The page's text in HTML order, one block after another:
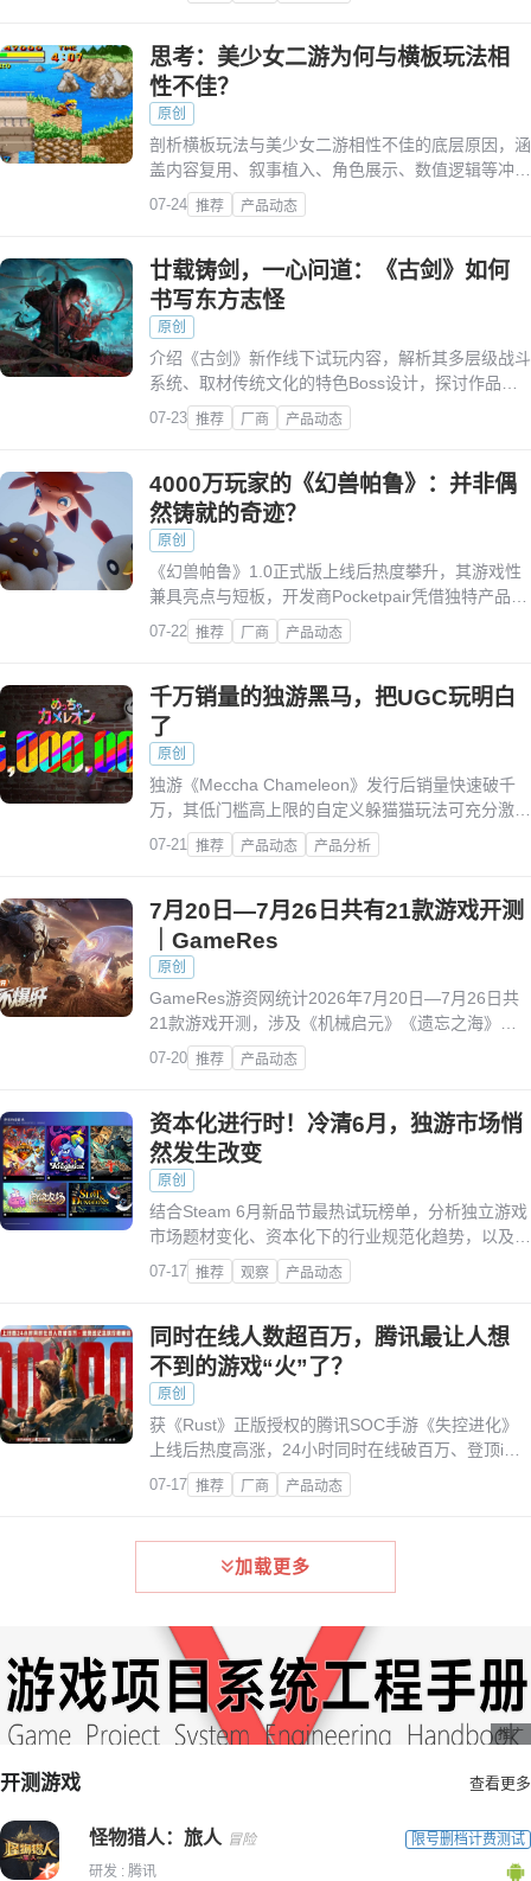
思考：美少女二游为何与横板玩法相
性不佳？
原创
剖析横板玩法与美少女二游相性不佳的底层原因，涵
盖内容复用、叙事植入、角色展示、数值逻辑等冲
突，同时探讨横板二游的破局路径。
07-24 推荐 产品动态
廿载铸剑，一心问道：《古剑》如何
书写东方志怪
原创
介绍《古剑》新作线下试玩内容，解析其多层级战斗
系统、取材传统文化的特色Boss设计，探讨作品如
何书写东方志怪、传承中式文化内核。
07-23 推荐 厂商 产品动态
4000万玩家的《幻兽帕鲁》：并非偶
然铸就的奇迹？
原创
《幻兽帕鲁》1.0正式版上线后热度攀升，其游戏性
兼具亮点与短板，开发商Pocketpair凭借独特产品策
略与持续迭代，造就这款现象级游戏的非偶然成功。
07-22 推荐 厂商 产品动态
千万销量的独游黑马，把UGC玩明白
了
原创
独游《Meccha Chameleon》发行后销量快速破千
万，其低门槛高上限的自定义躲猫猫玩法可充分激发
玩家UGC创造力，这类“点子型”游戏为行业提供了新
思路。
07-21 推荐 产品动态 产品分析
7月20日—7月26日共有21款游戏开测
｜GameRes
原创
GameRes游资网统计2026年7月20日—7月26日共
21款游戏开测，涉及《机械启元》《遗忘之海》等
多款不同品类游戏的测试、上线信息。
07-20 推荐 产品动态
资本化进行时！冷清6月，独游市场悄
然发生改变
原创
结合Steam 6月新品节最热试玩榜单，分析独立游戏
市场题材变化、资本化下的行业规范化趋势，以及国
产独立游戏的冷清现状与问题。
07-17 推荐 观察 产品动态
同时在线人数超百万，腾讯最让人想
不到的游戏“火”了？
原创
获《Rust》正版授权的腾讯SOC手游《失控进化》
上线后热度高涨，24小时同时在线破百万、登顶iOS
免费榜，通过降门槛、分难度、强化社交等突破
SOC手游瓶颈。
07-17 推荐 厂商 产品动态
加载更多
推广
开测游戏 查看更多
怪物猎人：旅人 冒险
限号删档计费测试
研发 : 腾讯